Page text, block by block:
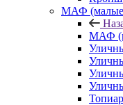
МАФ (малые
МАФ